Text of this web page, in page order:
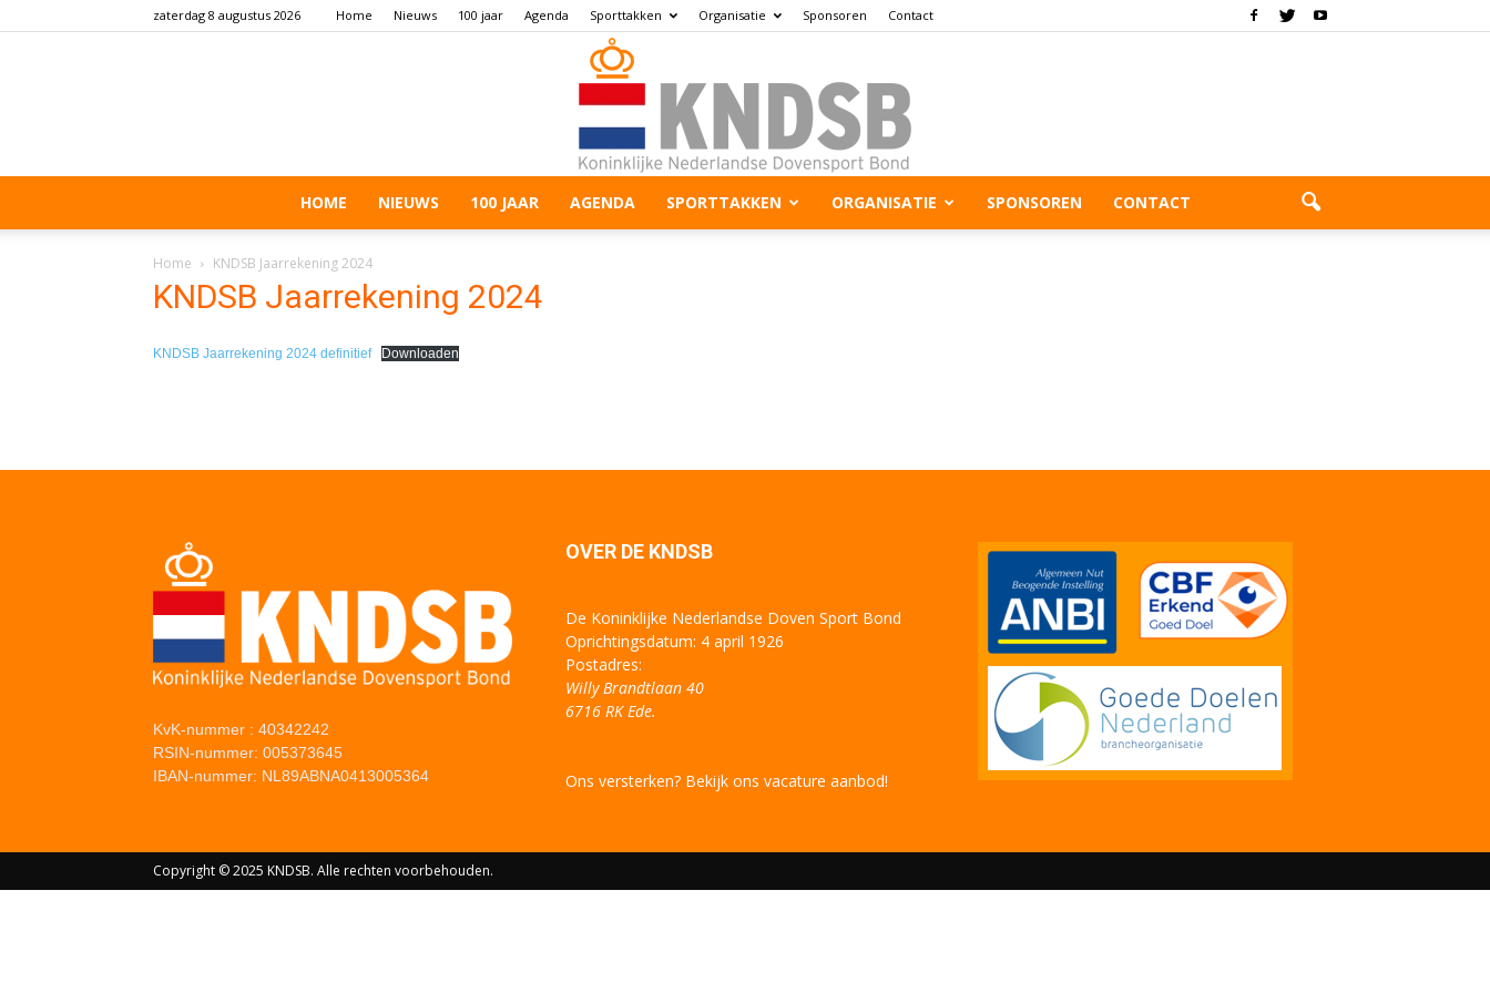
zaterdag 8 augustus 2026 Home Nieuws 100 jaar Agenda Sporttakken Organisatie Sponsoren Contact
HOME NIEUWS 100 JAAR AGENDA SPORTTAKKEN ORGANISATIE SPONSOREN CONTACT
Home KNDSB Jaarrekening 2024
KNDSB Jaarrekening 2024
KNDSB Jaarrekening 2024 definitief Downloaden
KvK-nummer : 40342242
RSIN-nummer: 005373645
IBAN-nummer: NL89ABNA0413005364
OVER DE KNDSB
De Koninklijke Nederlandse Doven Sport Bond
Oprichtingsdatum: 4 april 1926
Postadres:
Willy Brandtlaan 40
6716 RK Ede.
Ons versterken? Bekijk ons vacature aanbod!
Copyright © 2025 KNDSB. Alle rechten voorbehouden.